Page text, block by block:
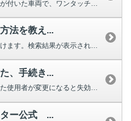
法を教え...
グレード情報検索からご確認いただけます。検索結果が表示されない場合は、お手...
、手続き...
メーカー保証は、保証書に記載された使用者が変更になると失効しますが、車両の...
ター公式 ...